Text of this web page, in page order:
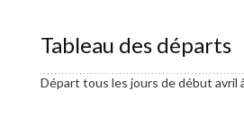
Tableau des départs
Départ tous les jours de début avril